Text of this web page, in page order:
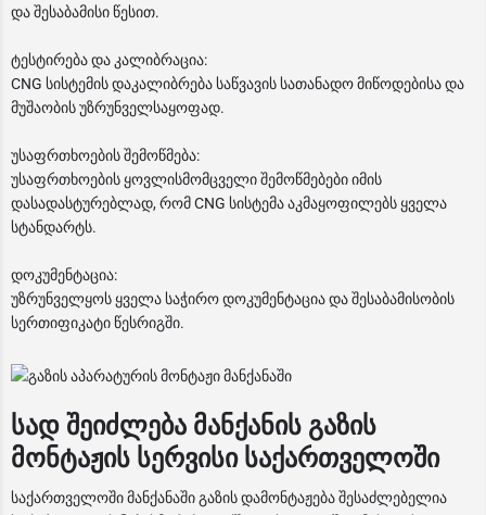
და შესაბამისი წესით.
ტესტირება და კალიბრაცია:
CNG სისტემის დაკალიბრება საწვავის სათანადო მიწოდებისა და
მუშაობის უზრუნველსაყოფად.
უსაფრთხოების შემოწმება:
უსაფრთხოების ყოვლისმომცველი შემოწმებები იმის
დასადასტურებლად, რომ CNG სისტემა აკმაყოფილებს ყველა
სტანდარტს.
დოკუმენტაცია:
უზრუნველყოს ყველა საჭირო დოკუმენტაცია და შესაბამისობის
სერთიფიკატი წესრიგში.
სად შეიძლება მანქანის გაზის
მონტაჟის სერვისი საქართველოში
საქართველოში მანქანაში გაზის დამონტაჟება შესაძლებელია